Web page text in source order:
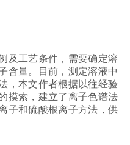
及工艺条件，需要确定溶
含量。目前，测定溶液中
，本文作者根据以往经验
摸索，建立了离子色谱法
子和硫酸根离子方法，供